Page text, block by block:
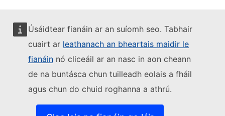
Úsáidtear fianáin ar an suíomh seo. Tabhair
cuairt ar leathanach an bheartais maidir le
fianáin nó cliceáil ar an nasc in aon cheann
de na buntásca chun tuilleadh eolais a fháil
agus chun do chuid roghanna a athrú.